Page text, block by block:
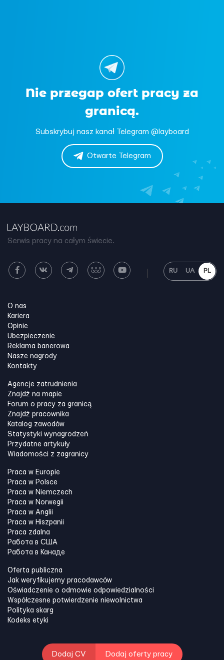
Nie przegap ofert pracy za
granicą.
Subskrybuj nasz kanał Telegram @layboard
Otwarte Telegram
Serwis pracy na całym świecie.
RU UA PL
O nas
Kariera
Opinie
Ubezpieczenie
Reklama banerowa
Nasze nagrody
Kontakty
Agencje zatrudnienia
Znajdź na mapie
Forum o pracy za granicą
Znajdź pracownika
Katalog zawodów
Statystyki wynagrodzeń
Przydatne artykuły
Wiadomości z zagranicy
Praca w Europie
Praca w Polsce
Praca w Niemczech
Praca w Norwegii
Praca w Anglii
Praca w Hiszpanii
Praca zdalna
Работа в США
Работа в Канадe
Oferta publiczna
Jak weryfikujemy pracodawców
Oświadczenie o odmowie odpowiedzialności
Współczesne potwierdzenie niewolnictwa
Polityka skarg
Kodeks etyki
Dodaj CV Dodaj oferty pracy